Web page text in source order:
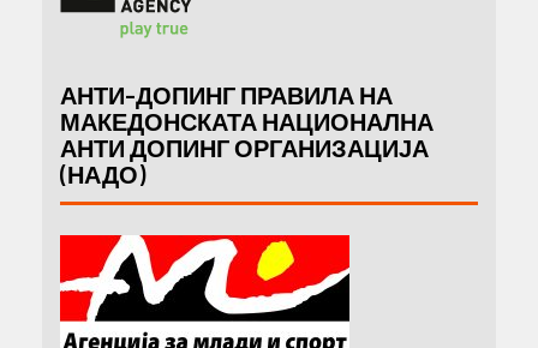
АНТИ-ДОПИНГ ПРАВИЛА НА
МАКЕДОНСКАТА НАЦИОНАЛНА
АНТИ ДОПИНГ ОРГАНИЗАЦИЈА
(НАДО)